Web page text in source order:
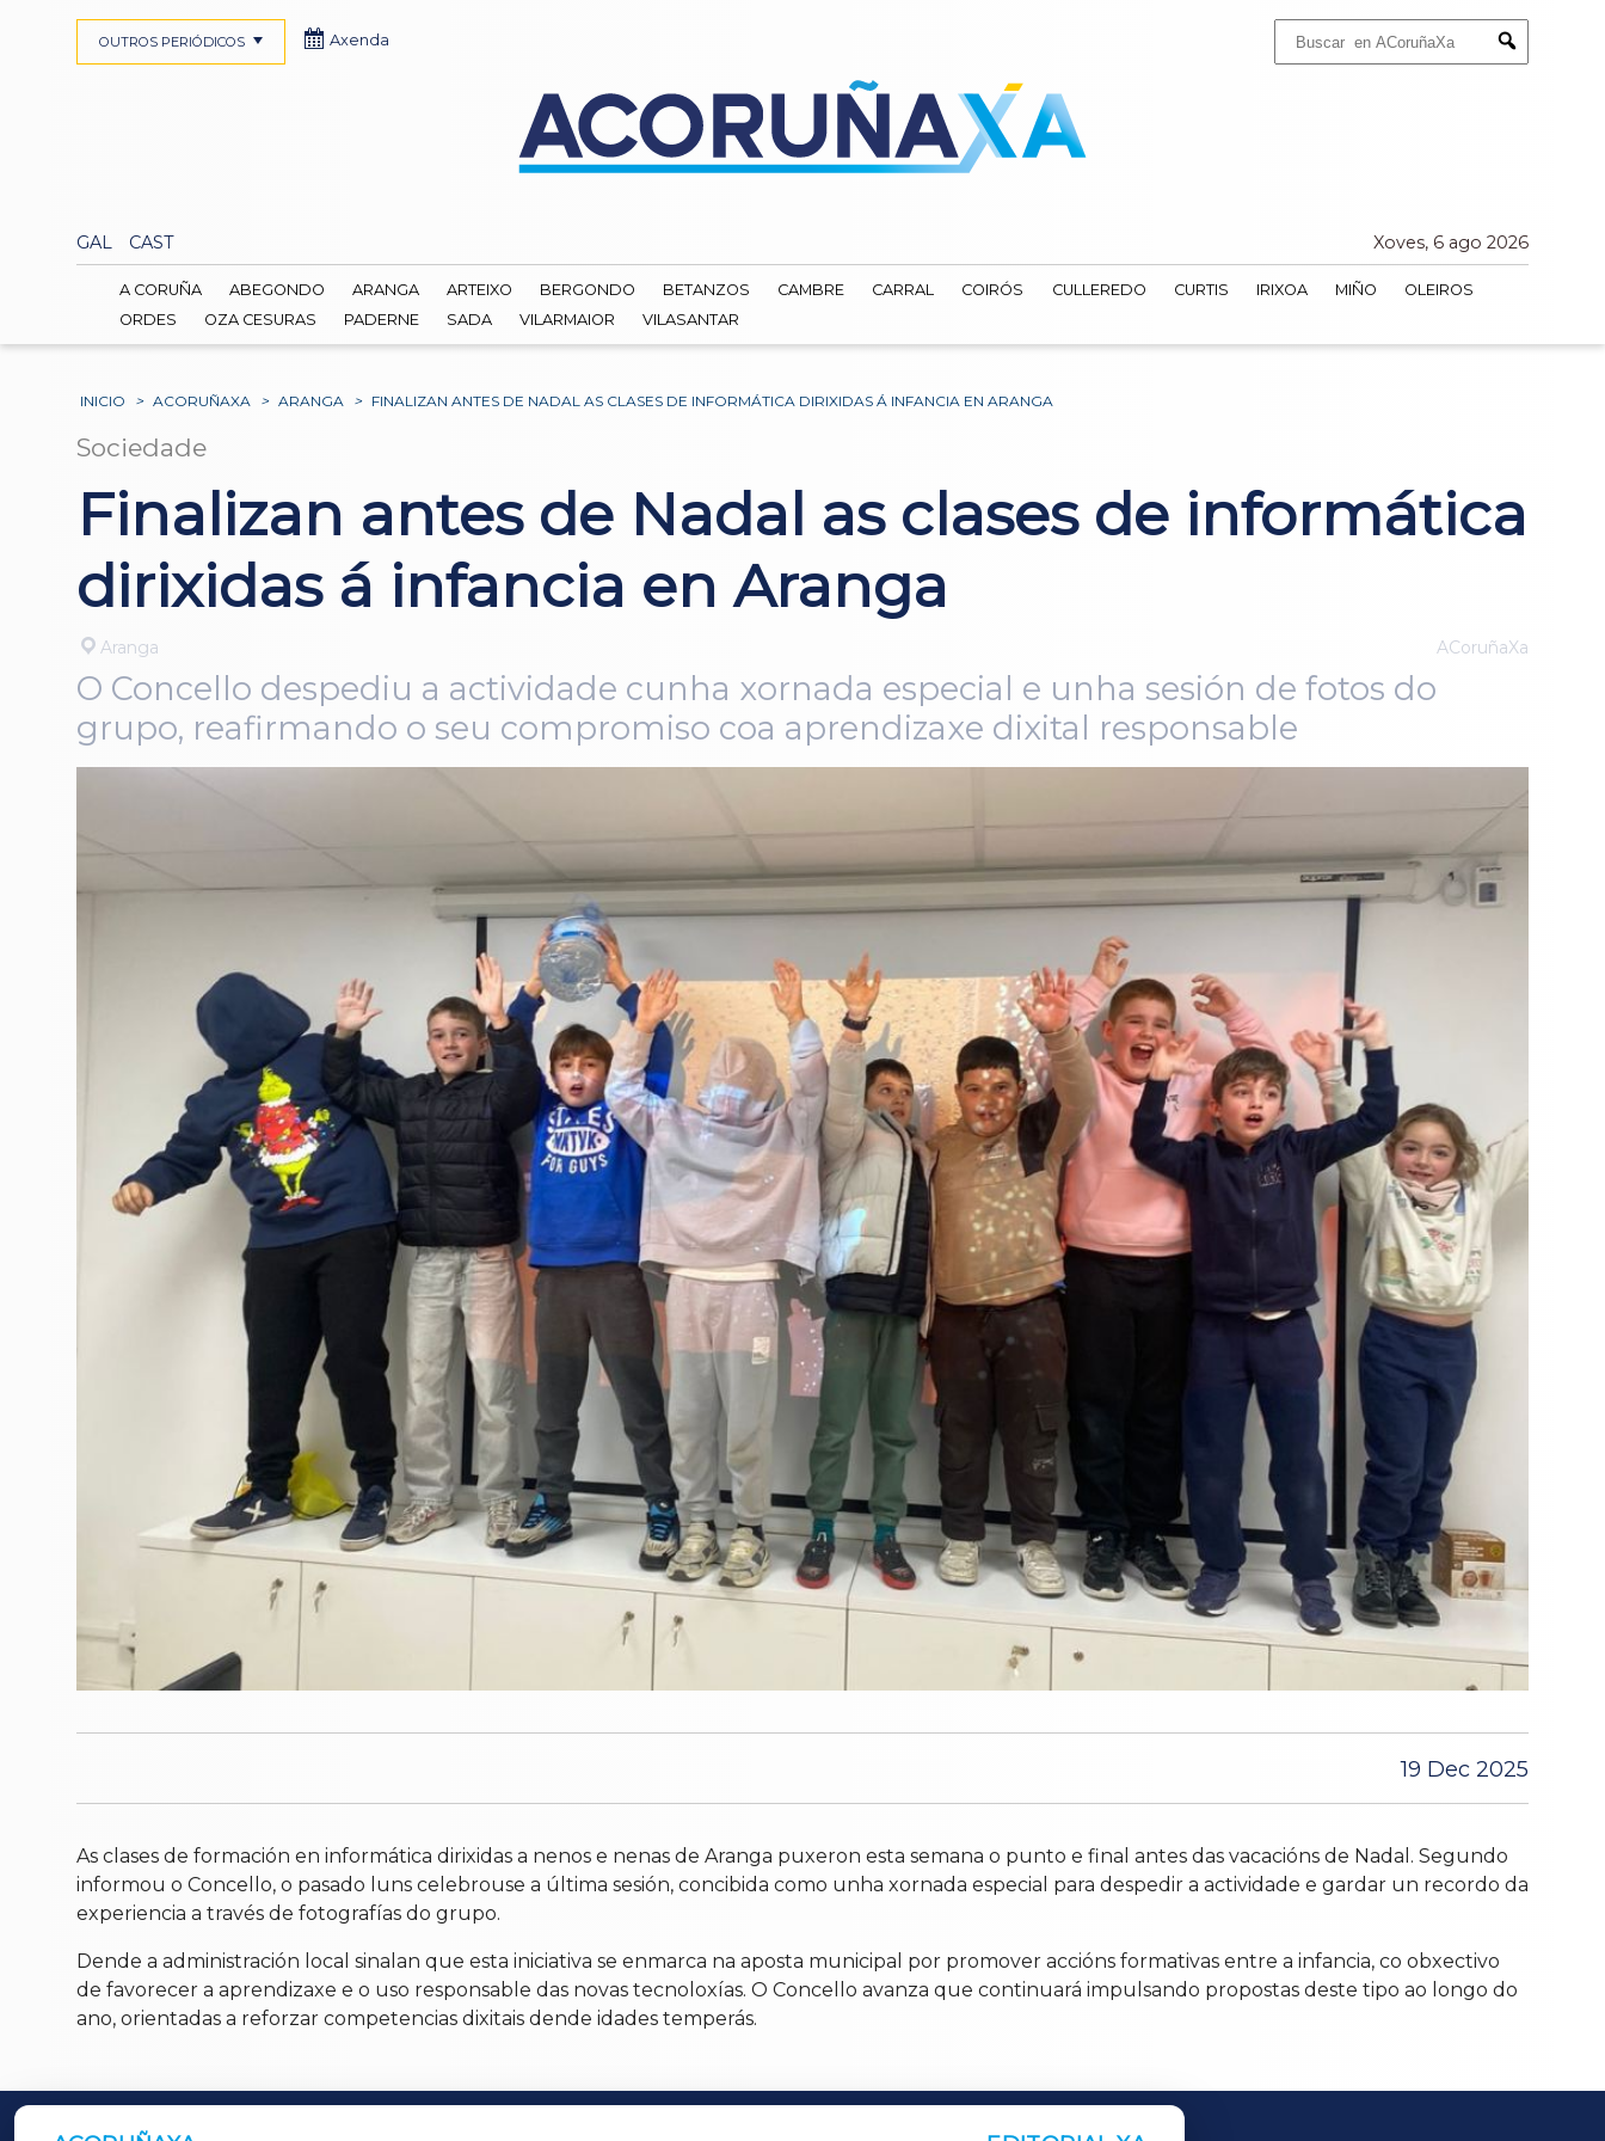
Submit
GAL CAST Xoves, 6 ago 2026
OUTROS PERIÓDICOS Axenda
A CORUÑA ABEGONDO ARANGA ARTEIXO BERGONDO BETANZOS CAMBRE CARRAL COIRÓS CULLEREDO CURTIS IRIXOA MIÑO
OLEIROS
ORDES
OZA CESURAS PADERNE SADA VILARMAIOR VILASANTAR
INICIO > ACORUÑAXA > ARANGA > FINALIZAN ANTES DE NADAL AS CLASES DE INFORMÁTICA DIRIXIDAS Á INFANCIA EN ARANGA
Sociedade
Finalizan antes de Nadal as clases de informática
dirixidas á infancia en Aranga
Aranga ACoruñaXa
O Concello despediu a actividade cunha xornada especial e unha sesión de fotos do
grupo, reafirmando o seu compromiso coa aprendizaxe dixital responsable
19 Dec 2025
As clases de formación en informática dirixidas a nenos e nenas de Aranga puxeron esta semana o punto e final antes das vacacións de Nadal. Segundo
informou o Concello, o pasado luns celebrouse a última sesión, concibida como unha xornada especial para despedir a actividade e gardar un recordo da
experiencia a través de fotografías do grupo.
Dende a administración local sinalan que esta iniciativa se enmarca na aposta municipal por promover accións formativas entre a infancia, co obxectivo
de favorecer a aprendizaxe e o uso responsable das novas tecnoloxías. O Concello avanza que continuará impulsando propostas deste tipo ao longo do
ano, orientadas a reforzar competencias dixitais dende idades temperás.